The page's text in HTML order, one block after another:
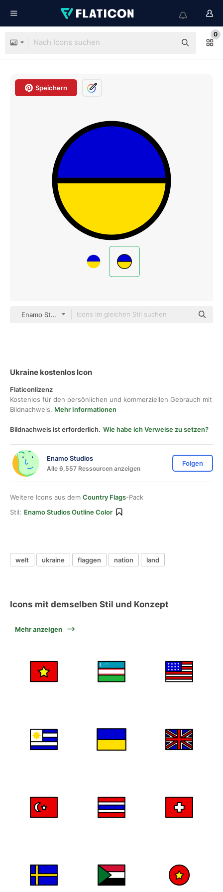
0
Speichern
Enamo Studios Outline Color
Ukraine kostenlos Icon
Flaticonlizenz
Kostenlos für den persönlichen und kommerziellen Gebrauch mit
Bildnachweis. Mehr Informationen
Bildnachweis ist erforderlich. Wie habe ich Verweise zu setzen?
Enamo Studios
Alle 6,557 Ressourcen anzeigen
Folgen
Weitere Icons aus dem Country Flags-Pack
Stil: Enamo Studios Outline Color
welt ukraine flaggen nation land
Icons mit demselben Stil und Konzept
Mehr anzeigen